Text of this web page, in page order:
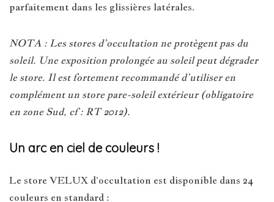
parfaitement dans les glissières latérales.
NOTA : Les stores d’occultation ne protègent pas du
soleil. Une exposition prolongée au soleil peut dégrader
le store. Il est fortement recommandé d’utiliser en
complément un store pare-soleil extérieur (obligatoire
en zone Sud, cf : RT 2012).
Un arc en ciel de couleurs !
Le store VELUX d’occultation est disponible dans 24
couleurs en standard :